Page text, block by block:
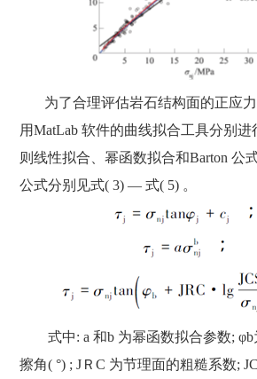
为了合理评估岩石结构面的正应力
用MatLab 软件的曲线拟合工具分别进
则线性拟合、幂函数拟合和Barton 公
公式分别见式( 3) — 式( 5) 。
式中: a 和b 为幂函数拟合参数; φb
擦角( °) ; JＲC 为节理面的粗糙系数;